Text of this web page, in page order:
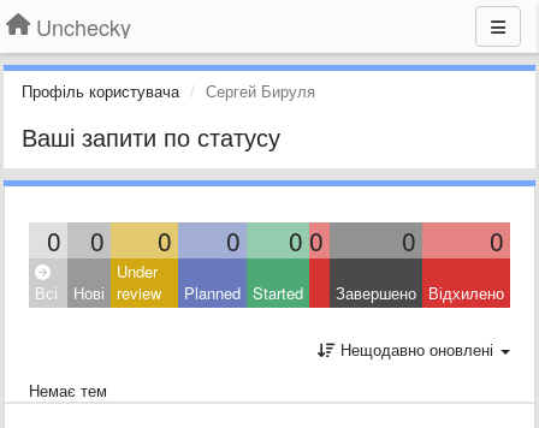
Unchecky
Профіль користувача Сергей Бируля
Ваші запити по статусу
0 0 0 0 0 0 0 0
Всі Нові
Under
review
Planned Started Завершено Відхилено
Нещодавно оновлені
Немає тем